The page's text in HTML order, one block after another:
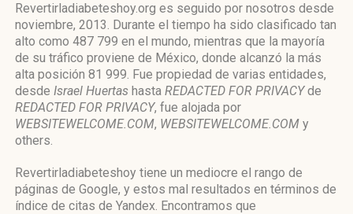
Revertirladiabeteshoy.org es seguido por nosotros desde
noviembre, 2013. Durante el tiempo ha sido clasificado tan
alto como 487 799 en el mundo, mientras que la mayoría
de su tráfico proviene de México, donde alcanzó la más
alta posición 81 999. Fue propiedad de varias entidades,
desde Israel Huertas hasta REDACTED FOR PRIVACYde
REDACTED FOR PRIVACY, fue alojada por
WEBSITEWELCOME.COM, WEBSITEWELCOME.COM y
others.
Revertirladiabeteshoy tiene un mediocre el rango de
páginas de Google, y estos mal resultados en términos de
índice de citas de Yandex. Encontramos que